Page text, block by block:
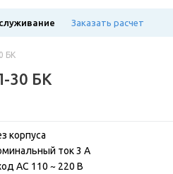
Заказать расчет
БК
30 БК
корпуса
ток 3 А
AC 110 ~ 220 В